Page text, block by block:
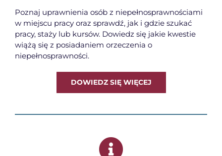
Poznaj uprawnienia osób z niepełnosprawnościami
w miejscu pracy oraz sprawdź, jak i gdzie szukać
pracy, staży lub kursów. Dowiedz się jakie kwestie
wiążą się z posiadaniem orzeczenia o
niepełnosprawności.
DOWIEDZ SIĘ WIĘCEJ